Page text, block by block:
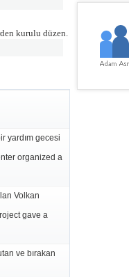
kurulu düzen.
yardım gecesi
organized a
Volkan
gave a
ve bırakan